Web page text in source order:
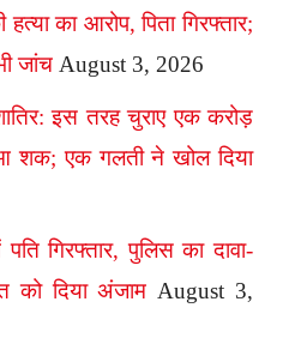
का आरोप, पिता गिरफ्तार;
जांच August 3, 2026
इस तरह चुराए एक करोड़
शक; एक गलती ने खोल दिया
गिरफ्तार, पुलिस का दावा-
को दिया अंजाम August 3,